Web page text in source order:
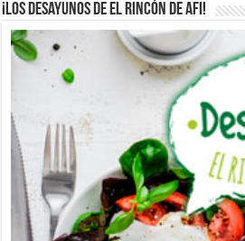
¡Los desayunos de El Rincón de Afi!